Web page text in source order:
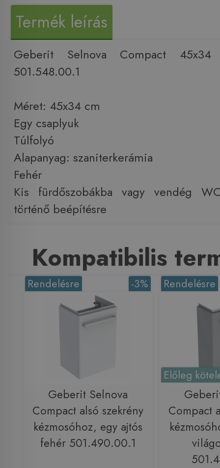
Termék leírás
Geberit Selnova Compact
501.548.00.1
Méret: 45x34 cm
Egy csaplyuk
Túlfolyó
Alapanyag: szaniterkerámia
Fehér
Kis fürdőszobákba vagy vendég
történő beépítésre
Kompatibilis
-3%
Rendelésre
Geberit Selnova
Compact alsó szekrény
kézmosóhoz, egy ajtós
fehér 501.490.00.1
Rendelésre
Előleg
Compact